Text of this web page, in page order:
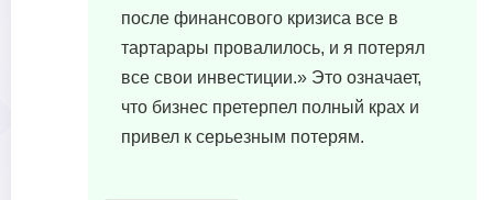
после финансового кризиса все в
тартарары провалилось, и я потерял
все свои инвестиции.» Это означает,
что бизнес претерпел полный крах и
привел к серьезным потерям.